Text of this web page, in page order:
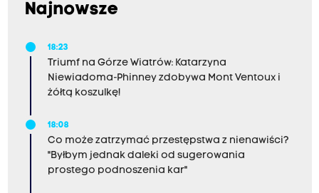
Najnowsze
18:23
Triumf na Górze Wiatrów: Katarzyna
Niewiadoma-Phinney zdobywa Mont Ventoux i
żółtą koszulkę!
18:08
Co może zatrzymać przestępstwa z nienawiści?
"Byłbym jednak daleki od sugerowania
prostego podnoszenia kar"